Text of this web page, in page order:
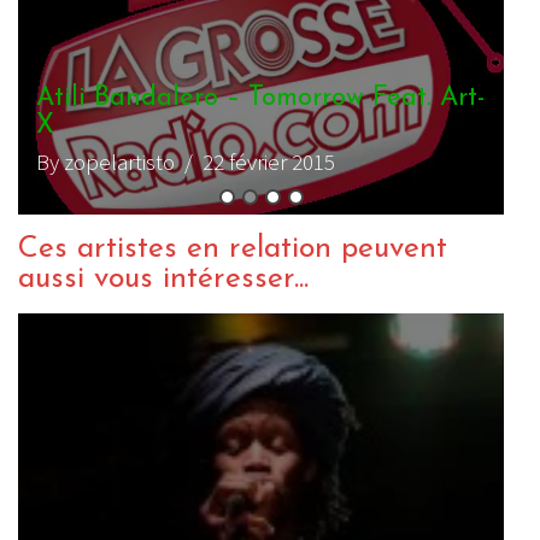
ROD ANTON & THE LIGERIANS –
REASONIN’ IN DUB
By Rens/ 4 décembre 2013
Ces artistes en relation peuvent
aussi vous intéresser...